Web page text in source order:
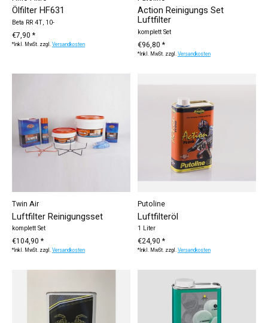
Ölfilter HF631
Beta RR 4T, 10-
€7,90 *
*Inkl. MwSt. zzgl.Versandkosten
Action Reinigungs Set
Luftfilter
komplett Set
€96,80 *
*Inkl. MwSt. zzgl.Versandkosten
Twin Air
Luftfilter Reinigungsset
komplett Set
€104,90 *
*Inkl. MwSt. zzgl.Versandkosten
Putoline
Luftfilteröl
1 Liter
€24,90 *
*Inkl. MwSt. zzgl.Versandkosten